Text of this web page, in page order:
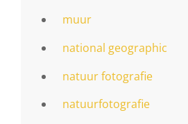
muur
national geographic
natuur fotografie
natuurfotografie